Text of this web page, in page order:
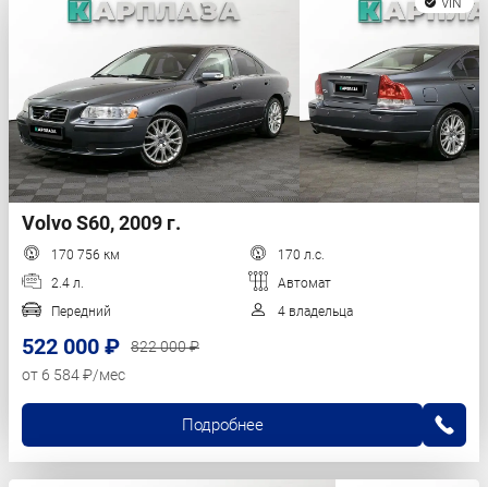
Volvo S60, 2009 г.
170 756 км
170 л.с.
2.4 л.
Автомат
Передний
4 владельца
522 000 ₽
822 000 ₽
от 6 584 ₽/мес
Подробнее